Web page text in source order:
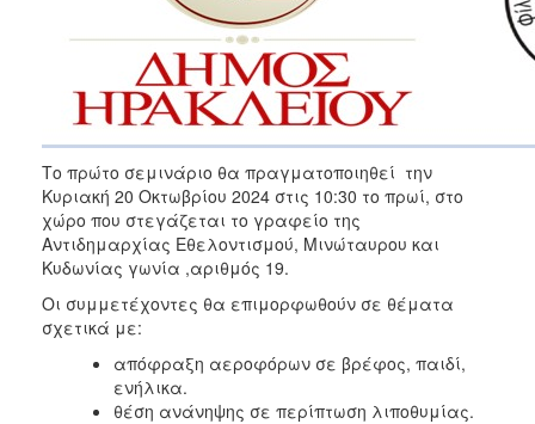
Το πρώτο σεμινάριο θα πραγματοποιηθεί την
Κυριακή 20 Οκτωβρίου 2024 στις 10:30 το πρωί, στο
χώρο που στεγάζεται το γραφείο της
Αντιδημαρχίας Εθελοντισμού, Μινώταυρου και
Κυδωνίας γωνία ,αριθμός 19.
Οι συμμετέχοντες θα επιμορφωθούν σε θέματα
σχετικά με:
απόφραξη αεροφόρων σε βρέφος, παιδί,
ενήλικα.
θέση ανάνηψης σε περίπτωση λιποθυμίας.